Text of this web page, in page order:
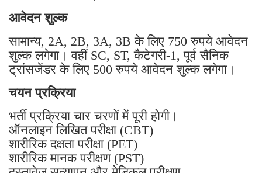
आवेदन शुल्क
सामान्य, 2A, 2B, 3A, 3B के लिए 750 रुपये आवेदन
शुल्क लगेगा। वहीं SC, ST, कैटेगरी-1, पूर्व सैनिक
ट्रांसजेंडर के लिए 500 रुपये आवेदन शुल्क लगेगा।
चयन प्रक्रिया
भर्ती प्रक्रिया चार चरणों में पूरी होगी।
ऑनलाइन लिखित परीक्षा (CBT)
शारीरिक दक्षता परीक्षा (PET)
शारीरिक मानक परीक्षण (PST)
दस्तावेज सत्यापन और मेडिकल परीक्षण